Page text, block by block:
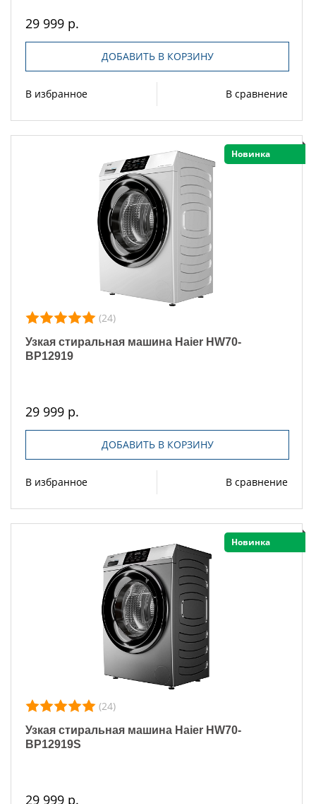
29 999 р.
ДОБАВИТЬ В КОРЗИНУ
В избранное В сравнение
Новинка
(24)
Узкая стиральная машина Haier HW70-
BP12919
29 999 р.
ДОБАВИТЬ В КОРЗИНУ
В избранное В сравнение
Новинка
(24)
Узкая стиральная машина Haier HW70-
BP12919S
29 999 р.